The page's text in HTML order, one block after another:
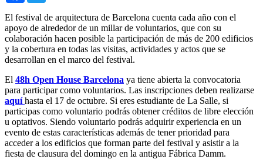
El festival de arquitectura de Barcelona cuenta cada año con el
apoyo de alrededor de un millar de voluntarios, que con su
colaboración hacen posible la participación de más de 200 edificios
y la cobertura en todas las visitas, actividades y actos que se
desarrollan en el marco del festival.
El 48h Open House Barcelona ya tiene abierta la convocatoria
para participar como voluntarios. Las inscripciones deben realizarse
aquíhasta el 17 de octubre. Si eres estudiante de La Salle, si
participas como voluntario podrás obtener créditos de libre elección
u optativos. Siendo voluntario podrás adquirir experiencia en un
evento de estas características además de tener prioridad para
acceder a los edificios que forman parte del festival y asistir a la
fiesta de clausura del domingo en la antigua Fábrica Damm.